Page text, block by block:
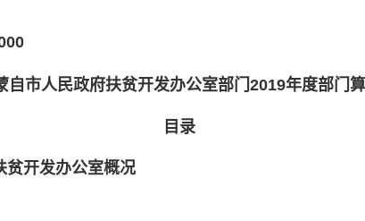
自市人民政府扶贫开发办公室部门2019年度部门算
目录
贫开发办公室概况